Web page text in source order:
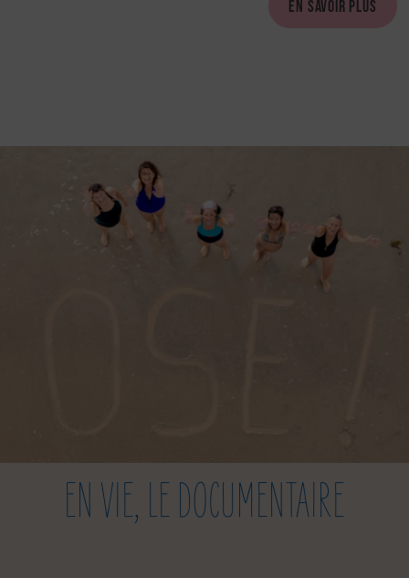
EN SAVOIR PLUS
EN VIE, LE DOCUMENTAIRE